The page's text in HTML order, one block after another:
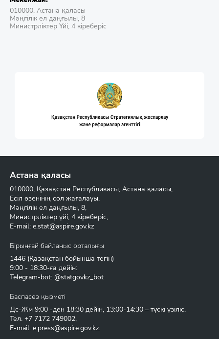
010000, Астана қаласы
Мәңгілік ел даңғылы, 8
Министрліктер Үйі, 4 кіреберіс
Астана қаласы
010000, Қазақстан Республикасы, Астана қаласы,
Есіл өзенінің сол жағалауы,
Мәңгілік ел даңғылы, 8,
Министрліктер үйі, 4 кіреберіс,
E-mail: e.stat@aspire.gov.kz
Бірыңғай байланыс орталығы
1446 (Қазақстан бойынша тегін)
9:00 - 18:30-ға дейін:
Telegram-bot: @statgovkz_bot
Баспасөз қызметі
Дс-Жм 9:00 -ден 18:30 дейін, 13:00-14:30 – түскі үзіліс,
Тел. +7 7172 749002,
E-mail: e.press@aspire.gov.kz.